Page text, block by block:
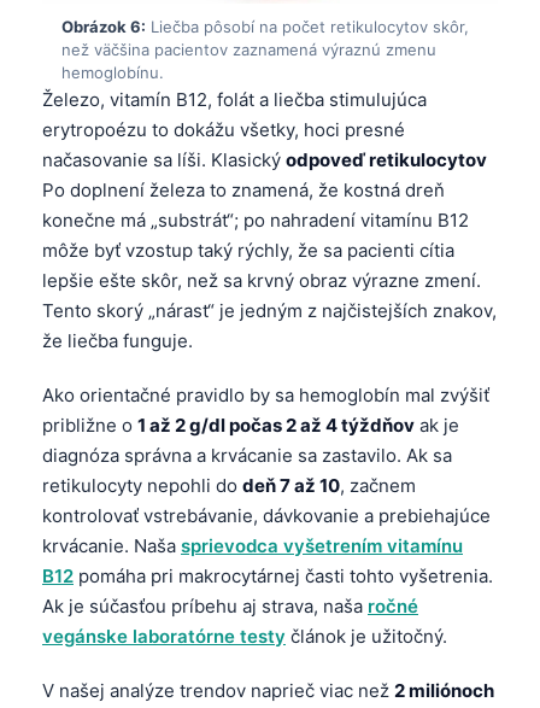
Obrázok 6: Liečba pôsobí na počet retikulocytov skôr,
než väčšina pacientov zaznamená výraznú zmenu
hemoglobínu.
Železo, vitamín B12, folát a liečba stimulujúca
erytropoézu to dokážu všetky, hoci presné
načasovanie sa líši. Klasický odpoveď retikulocytov
Po doplnení železa to znamená, že kostná dreň
konečne má „substrát“; po nahradení vitamínu B12
môže byť vzostup taký rýchly, že sa pacienti cítia
lepšie ešte skôr, než sa krvný obraz výrazne zmení.
Tento skorý „nárast“ je jedným z najčistejších znakov,
že liečba funguje.
Ako orientačné pravidlo by sa hemoglobín mal zvýšiť
približne o 1 až 2 g/dl počas 2 až 4 týždňov ak je
diagnóza správna a krvácanie sa zastavilo. Ak sa
retikulocyty nepohli do deň 7 až 10, začnem
kontrolovať vstrebávanie, dávkovanie a prebiehajúce
krvácanie. Naša sprievodca vyšetrením vitamínu
B12 pomáha pri makrocytárnej časti tohto vyšetrenia.
Ak je súčasťou príbehu aj strava, naša ročné
vegánske laboratórne testy článok je užitočný.
V našej analýze trendov naprieč viac než 2 miliónoch
Tiếng Việt
Tagalog
ไทย
ဗမာစာ
Kiswahili
አማርኛ
Українська
Català
Қазақ тілі
Suomi
Hrvatski
كوردی‎
پښتو
سنڌي
සිංහල